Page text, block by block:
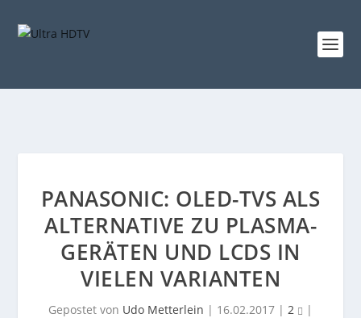
PANASONIC: OLED-TVS ALS
ALTERNATIVE ZU PLASMA-
GERÄTEN UND LCDS IN
VIELEN VARIANTEN
Gepostet von Udo Metterlein | 16.02.2017 | 2 |